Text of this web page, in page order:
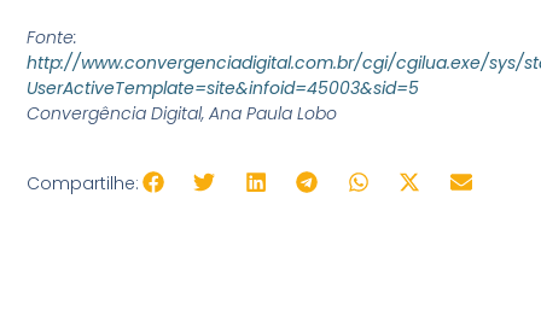
Fonte:
http://www.convergenciadigital.com.br/cgi/cgilua.exe/sys/
UserActiveTemplate=site&infoid=45003&sid=5
Convergência Digital, Ana Paula Lobo
Compartilhe:
Libras